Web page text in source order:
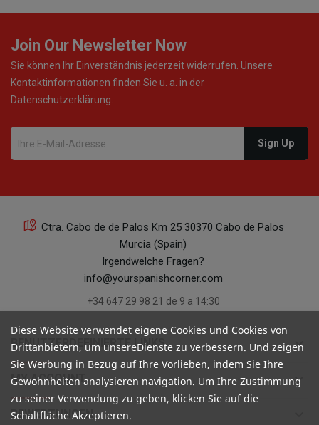
Join Our Newsletter Now
Sie können Ihr Einverständnis jederzeit widerrufen. Unsere
Kontaktinformationen finden Sie u. a. in der
Datenschutzerklärung.
Ctra. Cabo de de Palos Km 25 30370 Cabo de Palos
Murcia (Spain)
Irgendwelche Fragen?
info@yourspanishcorner.com
+34 647 29 98 21 de 9 a 14:30
BENUTZERDEFINIERTE LINKS keyboard_arrow_down
MY ACCOUNT keyboard_arrow_down
BEWERTUNGEN
Diese Website verwendet eigene Cookies und Cookies von
Drittanbietern, um unsereDienste zu verbessern. Und zeigen
Sie Werbung in Bezug auf Ihre Vorlieben, indem Sie Ihre
Gewohnheiten analysieren navigation. Um Ihre Zustimmung
zu seiner Verwendung zu geben, klicken Sie auf die
Schaltfläche Akzeptieren.